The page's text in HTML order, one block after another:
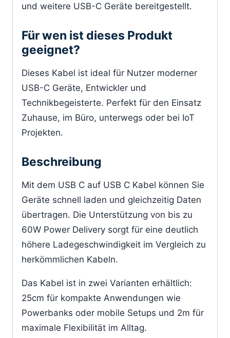
und weitere USB-C Geräte bereitgestellt.
Für wen ist dieses Produkt
geeignet?
Dieses Kabel ist ideal für Nutzer moderner
USB-C Geräte, Entwickler und
Technikbegeisterte. Perfekt für den Einsatz
Zuhause, im Büro, unterwegs oder bei IoT
Projekten.
Beschreibung
Mit dem USB C auf USB C Kabel können Sie
Geräte schnell laden und gleichzeitig Daten
übertragen. Die Unterstützung von bis zu
60W Power Delivery sorgt für eine deutlich
höhere Ladegeschwindigkeit im Vergleich zu
herkömmlichen Kabeln.
Das Kabel ist in zwei Varianten erhältlich:
25cm für kompakte Anwendungen wie
Powerbanks oder mobile Setups und 2m für
maximale Flexibilität im Alltag.